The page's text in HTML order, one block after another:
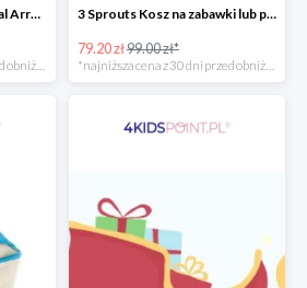
Angel's Wings Boho Royal Arrows Grey La Millou -20% 3 Sprouts Kosz na zabawki lub pranie Miś Polarny -20%
79.20 zł99.00 zł*